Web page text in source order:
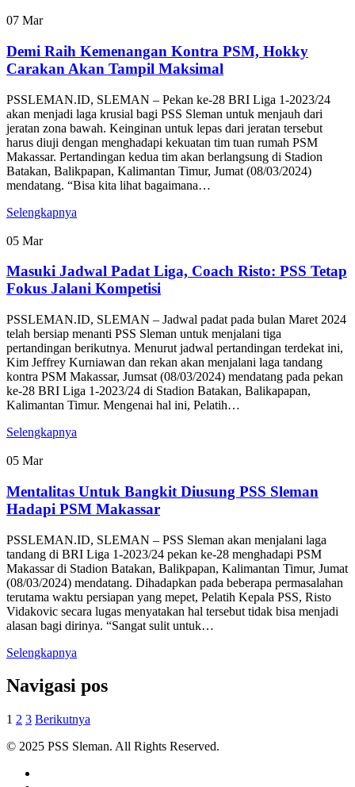
07 Mar
Demi Raih Kemenangan Kontra PSM, Hokky
Carakan Akan Tampil Maksimal
PSSLEMAN.ID, SLEMAN – Pekan ke-28 BRI Liga 1-2023/24
akan menjadi laga krusial bagi PSS Sleman untuk menjauh dari
jeratan zona bawah. Keinginan untuk lepas dari jeratan tersebut
harus diuji dengan menghadapi kekuatan tim tuan rumah PSM
Makassar. Pertandingan kedua tim akan berlangsung di Stadion
Batakan, Balikpapan, Kalimantan Timur, Jumat (08/03/2024)
mendatang. “Bisa kita lihat bagaimana…
Selengkapnya
05 Mar
Masuki Jadwal Padat Liga, Coach Risto: PSS Tetap
Fokus Jalani Kompetisi
PSSLEMAN.ID, SLEMAN – Jadwal padat pada bulan Maret 2024
telah bersiap menanti PSS Sleman untuk menjalani tiga
pertandingan berikutnya. Menurut jadwal pertandingan terdekat ini,
Kim Jeffrey Kurniawan dan rekan akan menjalani laga tandang
kontra PSM Makassar, Jumsat (08/03/2024) mendatang pada pekan
ke-28 BRI Liga 1-2023/24 di Stadion Batakan, Balikapapan,
Kalimantan Timur. Mengenai hal ini, Pelatih…
Selengkapnya
05 Mar
Mentalitas Untuk Bangkit Diusung PSS Sleman
Hadapi PSM Makassar
PSSLEMAN.ID, SLEMAN – PSS Sleman akan menjalani laga
tandang di BRI Liga 1-2023/24 pekan ke-28 menghadapi PSM
Makassar di Stadion Batakan, Balikpapan, Kalimantan Timur, Jumat
(08/03/2024) mendatang. Dihadapkan pada beberapa permasalahan
terutama waktu persiapan yang mepet, Pelatih Kepala PSS, Risto
Vidakovic secara lugas menyatakan hal tersebut tidak bisa menjadi
alasan bagi dirinya. “Sangat sulit untuk…
Selengkapnya
Navigasi pos
1 2 3 Berikutnya
© 2025 PSS Sleman. All Rights Reserved.